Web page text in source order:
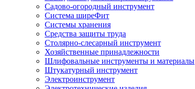
Садово-огородный инструмент
Система ширеФит
Системы хранения
Средства защиты труда
Столярно-слесарный инструмент
Хозяйственные принадлежности
Шлифовальные инструменты и материалы
Штукатурный инструмент
Электроинструмент